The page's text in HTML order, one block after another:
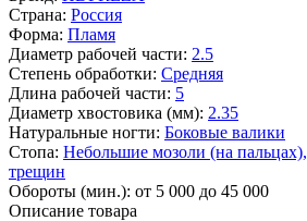
Страна: Россия
Форма: Пламя
Диаметр рабочей части: 2.5
Степень обработки: Средняя
Длина рабочей части: 5
Диаметр хвостовика (мм): 2.35
Натуральные ногти: Боковые валики
Стопа: Небольшие мозоли (на пальцах),
трещин
Обороты (мин.): от 5 000 до 45 000
Описание товара